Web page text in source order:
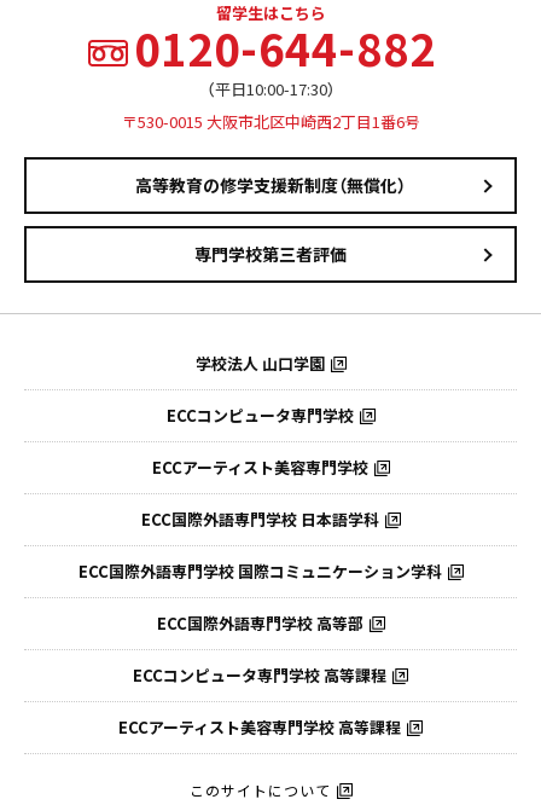
留学生はこちら
0120-644-882
（平日10:00-17:30）
〒530-0015 大阪市北区中崎西2丁目1番6号
高等教育の修学支援新制度（無償化）
専門学校第三者評価
学校法人 山口学園
ECCコンピュータ専門学校
ECCアーティスト美容専門学校
ECC国際外語専門学校 日本語学科
ECC国際外語専門学校 国際コミュニケーション学科
ECC国際外語専門学校 高等部
ECCコンピュータ専門学校 高等課程
ECCアーティスト美容専門学校 高等課程
このサイトについて